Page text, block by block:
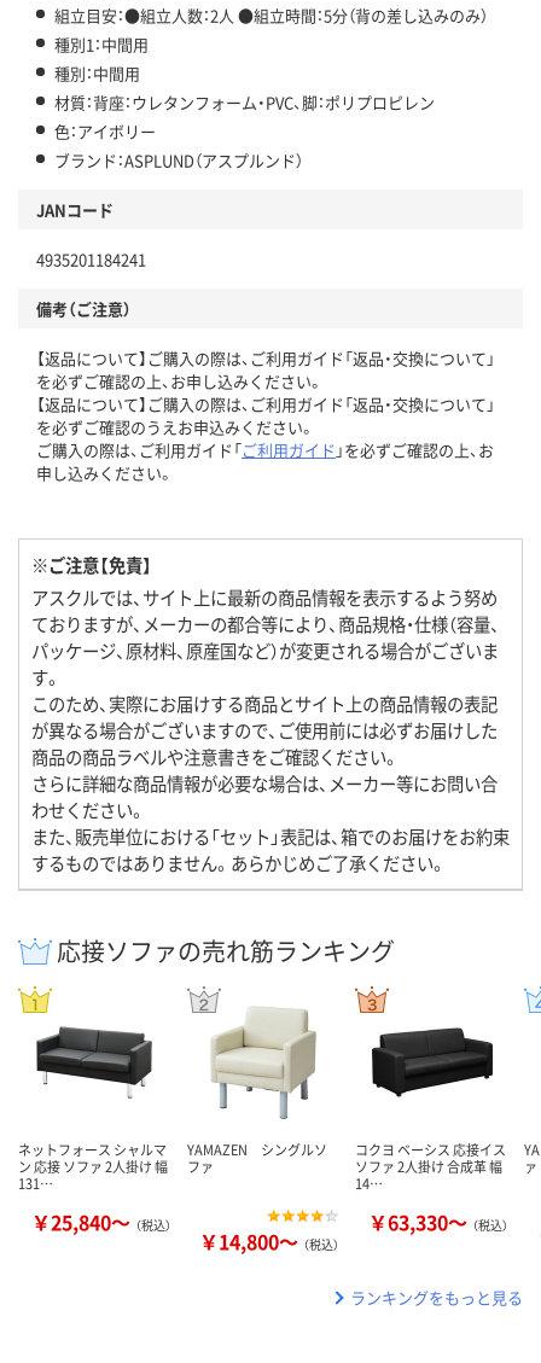
組立目安：●組立人数：2人 ●組立時間：5分（背の差し込みのみ）
種別1：中間用
種別：中間用
材質：背座：ウレタンフォーム・PVC、脚：ポリプロピレン
色：アイボリー
ブランド：ASPLUND（アスプルンド）
JANコード
4935201184241
備考（ご注意）
【返品について】ご購入の際は、ご利用ガイド「返品・交換について」
を必ずご確認の上、お申し込みください。
【返品について】ご購入の際は、ご利用ガイド「返品・交換について」
を必ずご確認のうえお申込みください。
ご購入の際は、ご利用ガイド「ご利用ガイド 」を必ずご確認の上、お
申し込みください。
※ご注意【免責】
アスクルでは、サイト上に最新の商品情報を表示するよう努め
ておりますが、メーカーの都合等により、商品規格・仕様（容量、
パッケージ、原材料、原産国など）が変更される場合がございま
す。
このため、実際にお届けする商品とサイト上の商品情報の表記
が異なる場合がございますので、ご使用前には必ずお届けした
商品の商品ラベルや注意書きをご確認ください。
さらに詳細な商品情報が必要な場合は、メーカー等にお問い合
わせください。
また、販売単位における「セット」表記は、箱でのお届けをお約束
するものではありません。あらかじめご了承ください。
応接ソファの売れ筋ランキング
ネットフォース シャルマ
ン 応接 ソファ 2人掛け 幅
131…
￥25,840～ （税込）
YAMAZEN シングルソ
ファ
￥14,800～ （税込）
コクヨ ベーシス 応接イス
ソファ 2人掛け 合成革 幅
14…
￥63,330～ （税込）
ァ
ランキングをもっと見る